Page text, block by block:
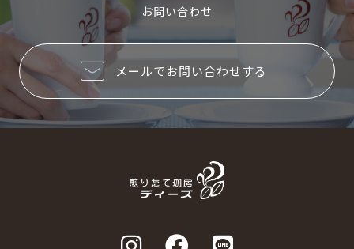
お問い合わせ
メールでお問い合わせする